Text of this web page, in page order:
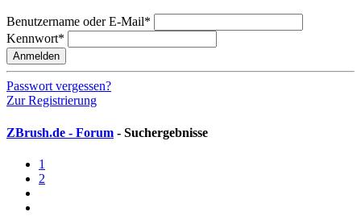
Benutzername oder E-Mail*
Kennwort*
Anmelden
Passwort vergessen?
Zur Registrierung
ZBrush.de - Forum - Suchergebnisse
1
2